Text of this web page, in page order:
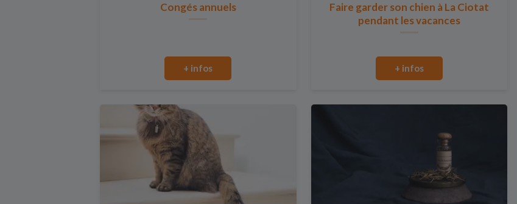
Congés annuels
+ infos
Faire garder son chien à La Ciotat
pendant les vacances
+ infos